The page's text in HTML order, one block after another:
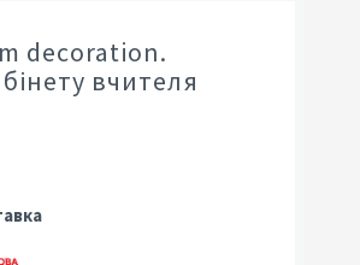
decoration.
вчителя